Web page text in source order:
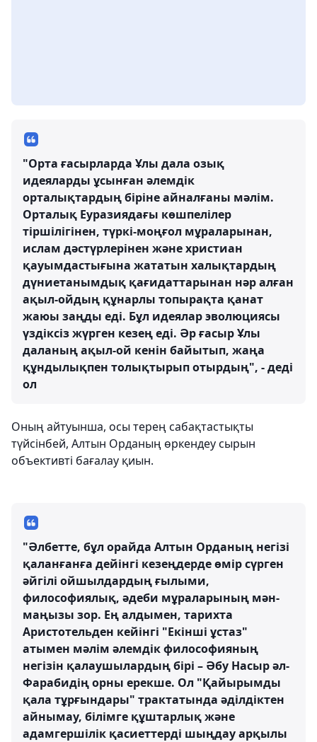
"Орта ғасырларда Ұлы дала озық
идеяларды ұсынған әлемдік
орталықтардың біріне айналғаны мәлім.
Орталық Еуразиядағы көшпелілер
тіршілігінен, түркі-моңғол мұраларынан,
ислам дәстүрлерінен және христиан
қауымдастығына жататын халықтардың
дүниетанымдық қағидаттарынан нәр алған
ақыл-ойдың құнарлы топырақта қанат
жаюы заңды еді. Бұл идеялар эволюциясы
үздіксіз жүрген кезең еді. Әр ғасыр Ұлы
даланың ақыл-ой кенін байытып, жаңа
құндылықпен толықтырып отырдың", - деді
ол
Оның айтуынша, осы терең сабақтастықты
түйсінбей, Алтын Орданың өркендеу сырын
объективті бағалау қиын.
"Әлбетте, бұл орайда Алтын Орданың негізі
қаланғанға дейінгі кезеңдерде өмір сүрген
әйгілі ойшылдардың ғылыми,
философиялық, әдеби мұраларының мән-
маңызы зор. Ең алдымен, тарихта
Аристотельден кейінгі "Екінші ұстаз"
атымен мәлім әлемдік философияның
негізін қалаушылардың бірі – Әбу Насыр әл-
Фарабидің орны ерекше. Ол "Қайырымды
қала тұрғындары" трактатында әділдіктен
айнымау, білімге құштарлық және
адамгершілік қасиеттерді шыңдау арқылы